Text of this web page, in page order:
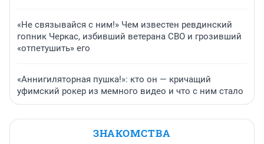
«Не связывайся с ним!» Чем известен ревдинский
гопник Черкас, избивший ветерана СВО и грозивший
«отпетушить» его
«Аннигиляторная пушка!»: кто он — кричащий
уфимский рокер из мемного видео и что с ним стало
ЗНАКОМСТВА